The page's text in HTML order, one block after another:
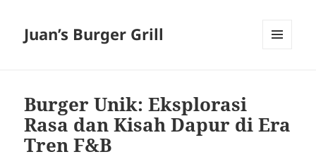
Juan’s Burger Grill
Burger Unik: Eksplorasi
Rasa dan Kisah Dapur di Era
Tren F&B